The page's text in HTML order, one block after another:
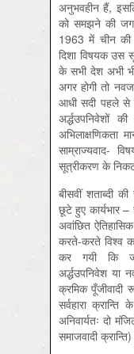
अनुभवहीन हैं,
को समझने की
1963 में चीन की
दिशा विषयक उस
के सभी देश अभी
अगर होगी तो
आधी सदी पहले से
अर्द्धउपनिवेशों
साम्राज्यवाद-
सूत्रीकरण के
बीसवीं शताब्दी
छूटे हुए कार्यभार –
अवांछित
करते-करते विश्व
कर गयी कि
अर्द्धउपनिवेश या
क्रमिक पूँजीवादी
सर्वहारा क्रान्ति
अनिवार्यतः दो
समाजवादी